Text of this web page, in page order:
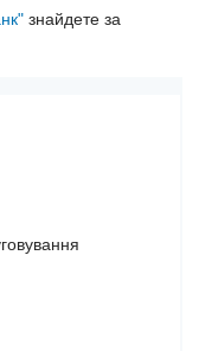
знайдете за